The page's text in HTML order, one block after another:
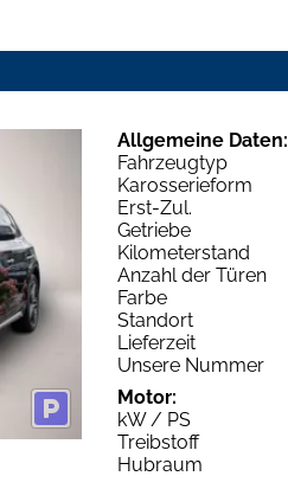
Allgemeine Daten:
Fahrzeugtyp
Karosserieform
Erst-Zul.
Getriebe
Kilometerstand
Anzahl der Türen
Farbe
Standort
Lieferzeit
Unsere Nummer
Motor:
kW / PS
Treibstoff
Hubraum